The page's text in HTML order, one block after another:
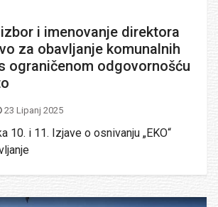
i imenovanje direktora
za obavljanje komunalnih
ograničenom odgovornošću
23 Lipanj 2025
10. i 11. Izjave o osnivanju „EKO“